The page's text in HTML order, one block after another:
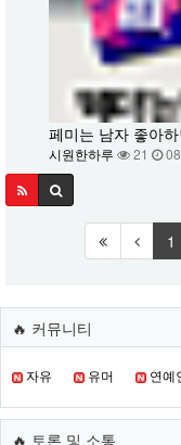
페미는 남자 좋아
시원한하루 21
1
🔥 커뮤니티
자유 유머 연예
🔥 토론 및 소통